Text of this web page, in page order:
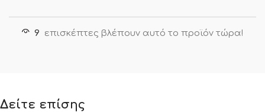
9 επισκέπτες βλέπουν αυτό το προϊόν τώρα!
Δείτε επίσης